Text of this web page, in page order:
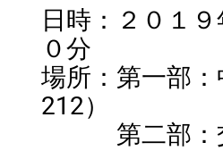
日時：２０１
０分
場所：第一部
212）
第二部：交